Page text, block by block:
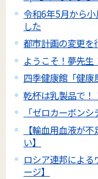
令和6年5月から
した
都市計画の変更を
ようこそ！夢先
四季健康館「健康
乾杯は乳製品で！
「ゼロカーボン
【輸血用血液が
い】
ロシア連邦によ
ージ】